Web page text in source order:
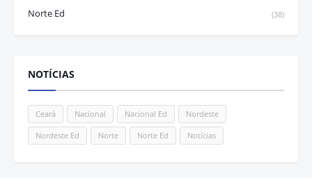
Norte Ed (38)
NOTÍCIAS
Ceará Nacional Nacional Ed Nordeste
Nordeste Ed Norte Norte Ed Notícias